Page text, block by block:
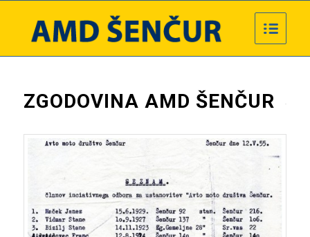
ZGODOVINA AMD ŠENČUR